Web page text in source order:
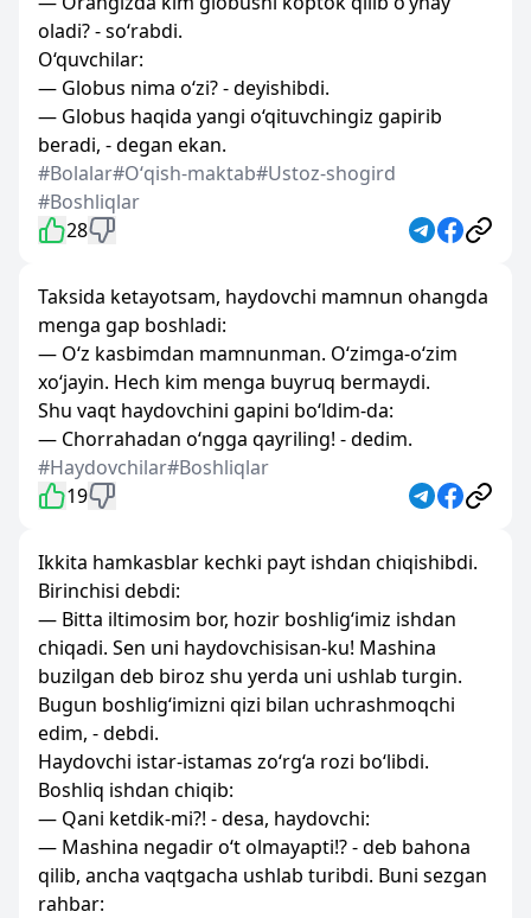
oladi? - so‘rabdi.
O‘quvchilar:
— Globus nima o‘zi? - deyishibdi.
— Globus haqida yangi o‘qituvchingiz gapirib
beradi, - degan ekan.
#Bolalar#Oʻqish-maktab#Ustoz-shogird
#Boshliqlar
28
Taksida ketayotsam, haydovchi mamnun ohangda
menga gap boshladi:
— O‘z kasbimdan mamnunman. O‘zimga-o‘zim
xo‘jayin. Hech kim menga buyruq bermaydi.
Shu vaqt haydovchini gapini bo‘ldim-da:
— Chorrahadan o‘ngga qayriling! - dedim.
#Haydovchilar#Boshliqlar
19
Ikkita hamkasblar kechki payt ishdan chiqishibdi.
Birinchisi debdi:
— Bitta iltimosim bor, hozir boshlig‘imiz ishdan
chiqadi. Sen uni haydovchisisan-ku! Mashina
buzilgan deb biroz shu yerda uni ushlab turgin.
Bugun boshlig‘imizni qizi bilan uchrashmoqchi
edim, - debdi.
Haydovchi istar-istamas zo‘rg‘a rozi bo‘libdi.
Boshliq ishdan chiqib:
— Qani ketdik-mi?! - desa, haydovchi:
— Mashina negadir o‘t olmayapti!? - deb bahona
qilib, ancha vaqtgacha ushlab turibdi. Buni sezgan
rahbar: